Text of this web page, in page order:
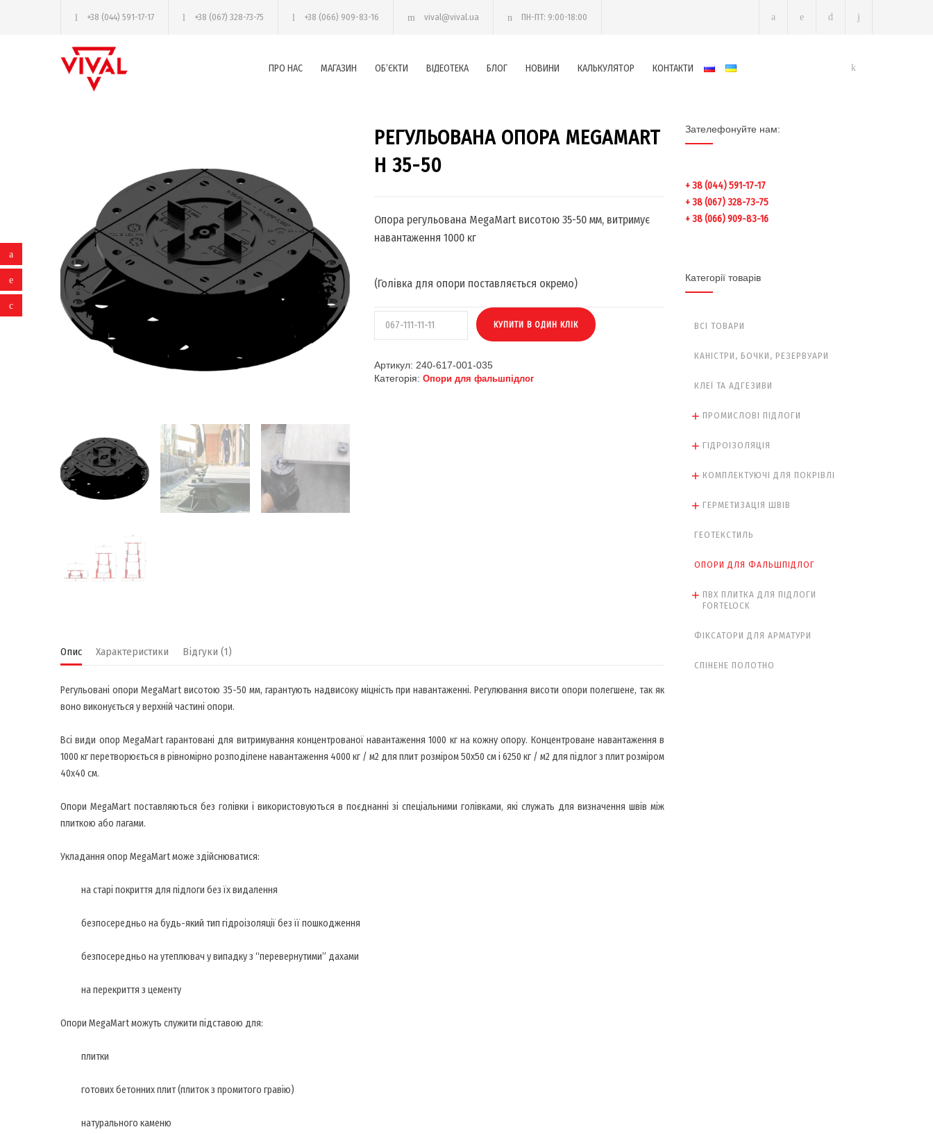
+38 (044) 591-17-17 +38 (067) 328-73-75 +38 (066) 909-83-16 vival@vival.ua ПН-ПТ: 9:00-18:00
ПРО НАС МАГАЗИН ОБ’ЄКТИ ВІДЕОТЕКА БЛОГ НОВИНИ КАЛЬКУЛЯТОР КОНТАКТИ
РЕГУЛЬОВАНА ОПОРА MEGAMART
H 35-50
Опора регульована MegaMart висотою 35-50 мм, витримує
навантаження 1000 кг
(Голівка для опори поставляється окремо)
Артикул: 240-617-001-035
Категорія:Опори для фальшпідлог
Опис Характеристики Відгуки (1)
Регульовані опори MegaMart висотою 35-50 мм, гарантують надвисоку міцність при навантаженні. Регулювання висоти опори полегшене, так як
воно виконується у верхній частині опори.
Всі види опор MegaMart гарантовані для витримування концентрованої навантаження 1000 кг на кожну опору. Концентроване навантаження в
1000 кг перетворюється в рівномірно розподілене навантаження 4000 кг / м2 для плит розміром 50х50 см і 6250 кг / м2 для підлог з плит розміром
40х40 см.
Опори MegaMart поставляються без голівки і використовуються в поєднанні зі спеціальними голівками, які служать для визначення швів між
плиткою або лагами.
Укладання опор MegaMart може здійснюватися:
на старі покриття для підлоги без їх видалення
безпосередньо на будь-який тип гідроізоляції без її пошкодження
безпосередньо на утеплювач у випадку з “перевернутими” дахами
на перекриття з цементу
Опори MegaMart можуть служити підставою для:
плитки
готових бетонних плит (плиток з промитого гравію)
натурального каменю
Зателефонуйте нам:
+ 38 (044) 591-17-17
+ 38 (067) 328-73-75
+ 38 (066) 909-83-16
Категорії товарів
ВСІ ТОВАРИ
КАНІСТРИ, БОЧКИ, РЕЗЕРВУАРИ
КЛЕЇ ТА АДГЕЗИВИ
ПРОМИСЛОВІ ПІДЛОГИ
ГІДРОІЗОЛЯЦІЯ
КОМПЛЕКТУЮЧІ ДЛЯ ПОКРІВЛІ
ГЕРМЕТИЗАЦІЯ ШВІВ
ГЕОТЕКСТИЛЬ
ОПОРИ ДЛЯ ФАЛЬШПІДЛОГ
ПВХ ПЛИТКА ДЛЯ ПІДЛОГИ
FORTELOCK
ФІКСАТОРИ ДЛЯ АРМАТУРИ
СПІНЕНЕ ПОЛОТНО